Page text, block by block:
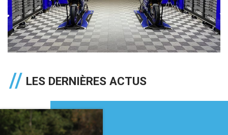
LES DERNIÈRES ACTUS